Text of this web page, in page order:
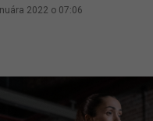
2022 o 07:06